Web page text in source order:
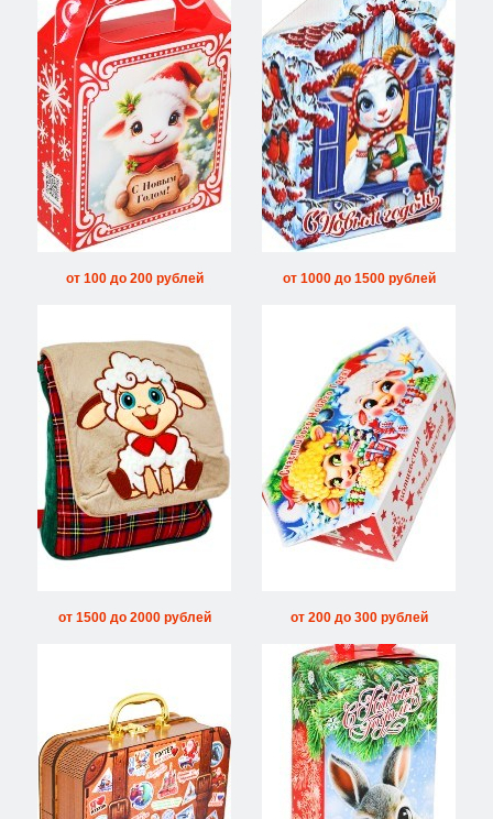
от 100 до 200 рублей от 1000 до 1500 рублей
от 1500 до 2000 рублей от 200 до 300 рублей